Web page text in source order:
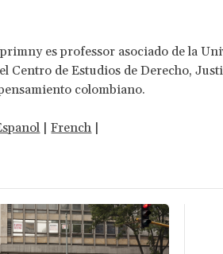
es professor asociado de la
Centro de Estudios de Derecho,
colombiano.
|French |